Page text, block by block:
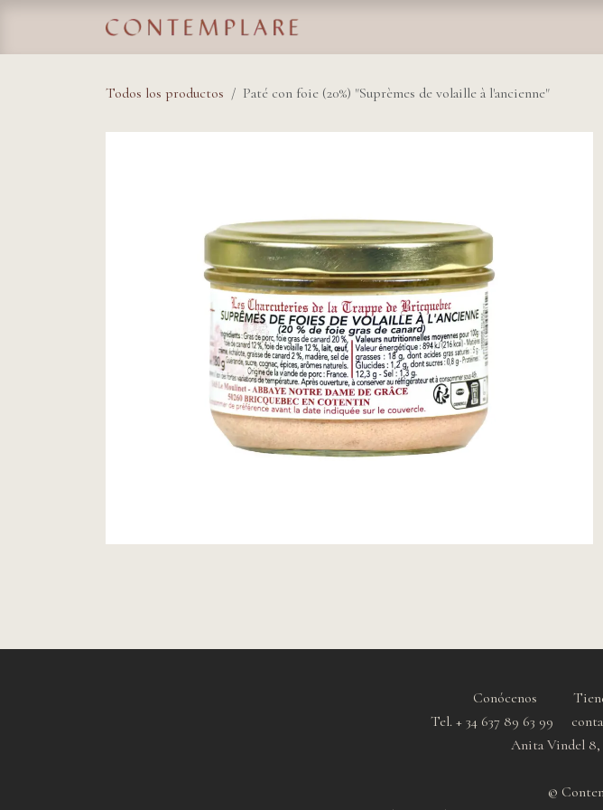
Todos los productos Paté con foie (20%) "Suprèmes de volaille à l'ancienne"
Conócenos
Tel. + 34 637 89 63 99
Anita Vindel 8,
©